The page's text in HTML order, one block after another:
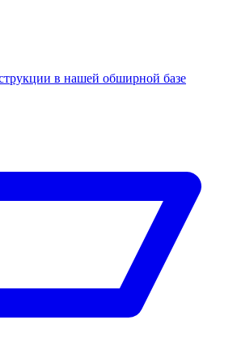
в нашей обширной базе